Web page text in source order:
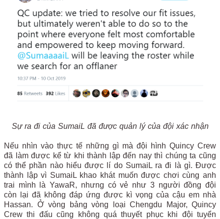
Sự ra đi của SumaiL đã được quản lý của đội xác nhận
Nếu nhìn vào thực tế những gì mà đội hình Quincy Crew
đã làm được kể từ khi thành lập đến nay thì chúng ta cũng
có thể phần nào hiểu được lí do SumaiL ra đi là gì. Được
thành lập vì SumaiL khao khát muốn được chơi cùng anh
trai mình là YawaR, nhưng có vẻ như 3 người đồng đội
còn lại đã không đáp ứng được kì vọng của cậu em nhà
Hassan. Ở vòng bảng vòng loại Chengdu Major, Quincy
Crew thi đấu cũng không quá thuyết phục khi đội tuyển